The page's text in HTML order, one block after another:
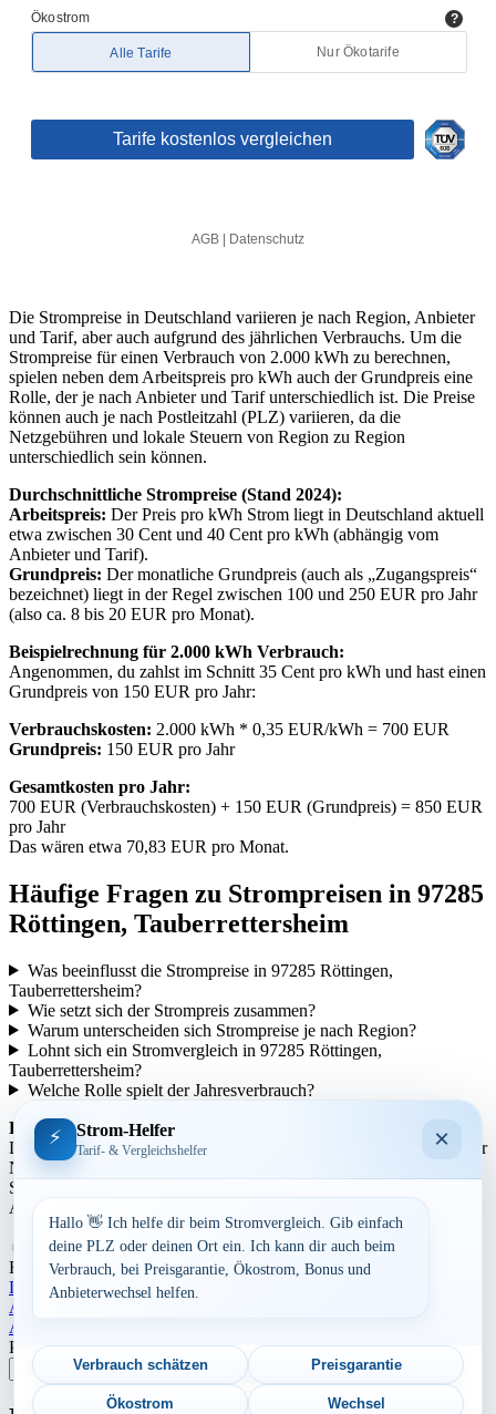
Die Strompreise in Deutschland variieren je nach Region, Anbieter
und Tarif, aber auch aufgrund des jährlichen Verbrauchs. Um die
Strompreise für einen Verbrauch von 2.000 kWh zu berechnen,
spielen neben dem Arbeitspreis pro kWh auch der Grundpreis eine
Rolle, der je nach Anbieter und Tarif unterschiedlich ist. Die Preise
können auch je nach Postleitzahl (PLZ) variieren, da die
Netzgebühren und lokale Steuern von Region zu Region
unterschiedlich sein können.
Durchschnittliche Strompreise (Stand 2024):
Arbeitspreis: Der Preis pro kWh Strom liegt in Deutschland aktuell
etwa zwischen 30 Cent und 40 Cent pro kWh (abhängig vom
Anbieter und Tarif).
Grundpreis: Der monatliche Grundpreis (auch als „Zugangspreis“
bezeichnet) liegt in der Regel zwischen 100 und 250 EUR pro Jahr
(also ca. 8 bis 20 EUR pro Monat).
Beispielrechnung für 2.000 kWh Verbrauch:
Angenommen, du zahlst im Schnitt 35 Cent pro kWh und hast einen
Grundpreis von 150 EUR pro Jahr:
Verbrauchskosten: 2.000 kWh * 0,35 EUR/kWh = 700 EUR
Grundpreis: 150 EUR pro Jahr
Gesamtkosten pro Jahr:
700 EUR (Verbrauchskosten) + 150 EUR (Grundpreis) = 850 EUR
pro Jahr
Das wären etwa 70,83 EUR pro Monat.
Häufige Fragen zu Strompreisen in 97285
Röttingen, Tauberrettersheim
Was beeinflusst die Strompreise in 97285 Röttingen,
Tauberrettersheim?
Wie setzt sich der Strompreis zusammen?
Warum unterscheiden sich Strompreise je nach Region?
Lohnt sich ein Stromvergleich in 97285 Röttingen,
Tauberrettersheim?
Welche Rolle spielt der Jahresverbrauch?
Regionale Unterschiede:
Die Strompreise variieren je nach Region aufgrund unterschiedlicher
Netzentgelte und Steuern. In städtischen Gebieten können die
Strompreise tendenziell höher sein als in ländlicheren Gegenden.
Auch die Anbieterstruktur kann sich regional unterscheiden.
Aufrufe: 303
By
Dominik Laube23. Juli 2026 Bayern
Landkreis Würzburg
Beitragsnavigation
Aktuelle Strompreise in 97222 Rimpar
Aktuelle Strompreise in 89185 Hüttisheim
Postleitzahl eingeben
Suchen
⚡ Strom-Helfer
Tarif- & Vergleichshelfer ×
Hallo 👋 Ich helfe dir beim Stromvergleich. Gib einfach
deine PLZ oder deinen Ort ein. Ich kann dir auch beim
Verbrauch, bei Preisgarantie, Ökostrom, Bonus und
Anbieterwechsel helfen.
Verbrauch schätzen Preisgarantie
Ökostrom Wechsel